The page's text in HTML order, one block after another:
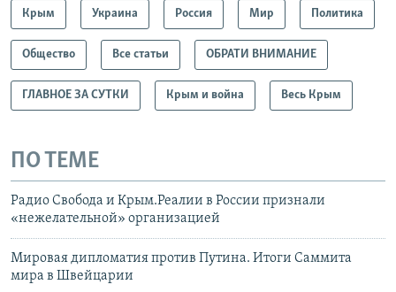
Крым Украина Россия Мир Политика
Общество Все статьи ОБРАТИ ВНИМАНИЕ
ГЛАВНОЕ ЗА СУТКИ Крым и война Весь Крым
ПО ТЕМЕ
Радио Свобода и Крым.Реалии в России признали
«нежелательной» организацией
Мировая дипломатия против Путина. Итоги Саммита
мира в Швейцарии